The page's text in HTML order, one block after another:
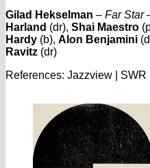
Gilad Hekselman – Far Star
Harland (dr), Shai Maestro
Hardy (b), Alon Benjamini
Ravitz (dr)
References: Jazzview | SWR |